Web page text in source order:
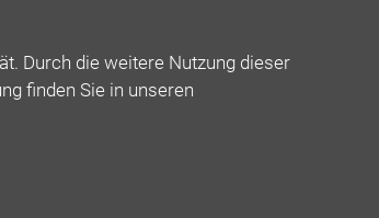
Durch die weitere Nutzung dieser
finden Sie in unseren